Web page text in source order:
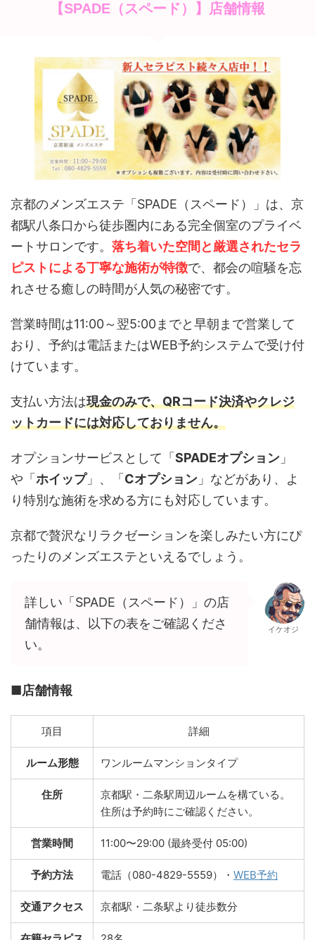
【SPADE（スペード）】店舗情報
京都のメンズエステ「SPADE（スペード）」は、京
都駅八条口から徒歩圏内にある完全個室のプライベ
ートサロンです。 落ち着いた空間と厳選されたセラ
ピストによる丁寧な施術が特徴で、都会の喧騒を忘
れさせる癒しの時間が人気の秘密です。
営業時間は11:00～翌5:00までと早朝まで営業して
おり、予約は電話またはWEB予約システムで受け付
けています。
支払い方法は現金のみで、QRコード決済やクレジ
ットカードには対応しておりません。
オプションサービスとして「 SPADEオプション 」
や「 ホイップ」、「 Cオプション 」などがあり、よ
り特別な施術を求める方にも対応しています。
京都で贅沢なリラクゼーションを楽しみたい方にぴ
ったりのメンズエステといえるでしょう。
詳しい「SPADE（スペード）」の店
舗情報は、以下の表をご確認くださ
い。
イケオジ
■店舗情報
項目 詳細
ルーム形態 ワンルームマンションタイプ
住所
京都駅・二条駅周辺ルームを構ている。
住所は予約時にご確認ください。
営業時間 11:00〜29:00 (最終受付 05:00)
予約方法 電話（080-4829-5559）・ WEB予約
交通アクセス 京都駅・二条駅より徒歩数分